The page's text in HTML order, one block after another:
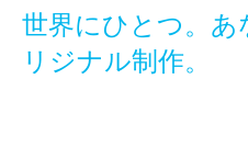
世界にひとつ。
リジナル制作。